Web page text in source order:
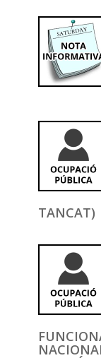
TANCAT)